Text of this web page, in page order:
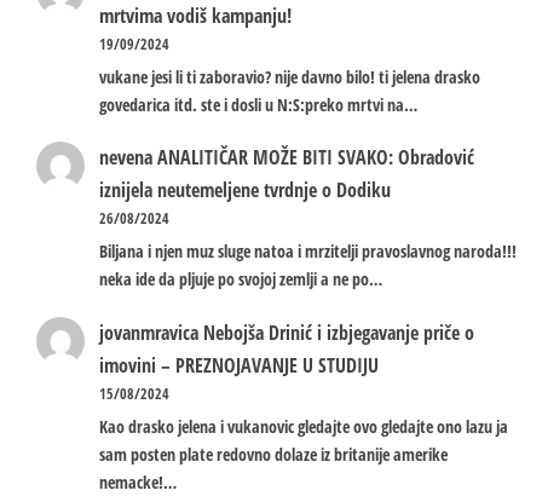
mrtvima vodiš kampanju!
19/09/2024
vukane jesi li ti zaboravio? nije davno bilo! ti jelena drasko
govedarica itd. ste i dosli u N:S:preko mrtvi na…
nevenaANALITIČAR MOŽE BITI SVAKO: Obradović
iznijela neutemeljene tvrdnje o Dodiku
26/08/2024
Biljana i njen muz sluge natoa i mrzitelji pravoslavnog naroda!!!
neka ide da pljuje po svojoj zemlji a ne po…
jovanmravica Nebojša Drinić i izbjegavanje priče o
imovini – PREZNOJAVANJE U STUDIJU
15/08/2024
Kao drasko jelena i vukanovic gledajte ovo gledajte ono lazu ja
sam posten plate redovno dolaze iz britanije amerike
nemacke!…